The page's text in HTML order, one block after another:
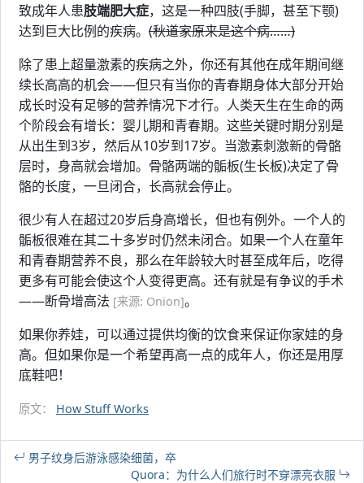
致成年人患肢端肥大症，这是一种四肢(手脚，甚至下颚)
达到巨大比例的疾病。 (秋道家原来是这个病……)
除了患上超量激素的疾病之外，你还有其他在成年期间继
续长高高的机会——但只有当你的青春期身体大部分开始
成长时没有足够的营养情况下才行。人类天生在生命的两
个阶段会有增长：婴儿期和青春期。这些关键时期分别是
从出生到3岁，然后从10岁到17岁。当激素刺激新的骨骼
层时，身高就会增加。骨骼两端的骺板(生长板)决定了骨
骼的长度，一旦闭合，长高就会停止。
很少有人在超过20岁后身高增长，但也有例外。一个人的
骺板很难在其二十多岁时仍然未闭合。如果一个人在童年
和青春期营养不良，那么在年龄较大时甚至成年后，吃得
更多有可能会使这个人变得更高。还有就是有争议的手术
——断骨增高法 [来源: Onion]。
如果你养娃，可以通过提供均衡的饮食来保证你家娃的身
高。但如果你是一个希望再高一点的成年人，你还是用厚
底鞋吧！
原文： How Stuff Works
男子纹身后游泳感染细菌，卒
Quora：为什么人们旅行时不穿漂亮衣服